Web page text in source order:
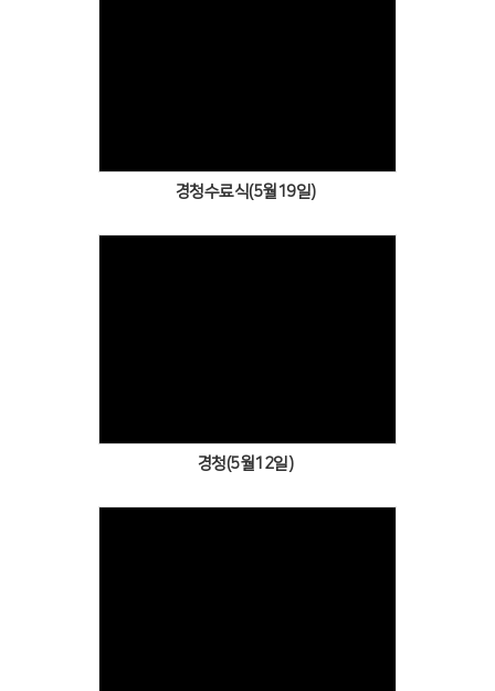
경청수료식(5월19일)
경청(5월12일)